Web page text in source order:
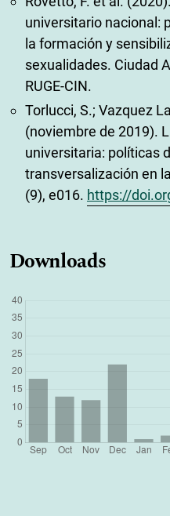
universitario nacional:
la formación y
sexualidades. Ciudad
RUGE-CIN.
Torlucci, S.; Vazquez
(noviembre de 2019).
universitaria: políticas
transversalización en
(9), e016. https://
Downloads